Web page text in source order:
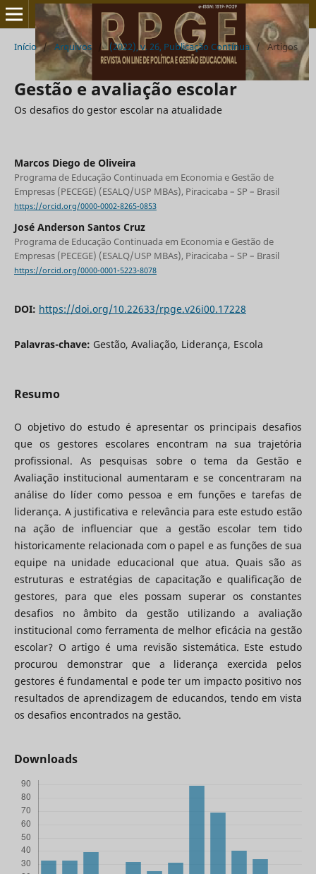
Início / Arquivos / (2022), v. 26, Publicação Contínua / Artigos
Gestão e avaliação escolar
Os desafios do gestor escolar na atualidade
Marcos Diego de Oliveira
Programa de Educação Continuada em Economia e Gestão de
Empresas (PECEGE) (ESALQ/USP MBAs), Piracicaba – SP – Brasil
https://orcid.org/0000-0002-8265-0853
José Anderson Santos Cruz
Programa de Educação Continuada em Economia e Gestão de
Empresas (PECEGE) (ESALQ/USP MBAs), Piracicaba – SP – Brasil
https://orcid.org/0000-0001-5223-8078
DOI: https://doi.org/10.22633/rpge.v26i00.17228
Palavras-chave: Gestão, Avaliação, Liderança, Escola
Resumo
O objetivo do estudo é apresentar os principais desafios
que os gestores escolares encontram na sua trajetória
profissional. As pesquisas sobre o tema da Gestão e
Avaliação institucional aumentaram e se concentraram na
análise do líder como pessoa e em funções e tarefas de
liderança. A justificativa e relevância para este estudo estão
na ação de influenciar que a gestão escolar tem tido
historicamente relacionada com o papel e as funções de sua
equipe na unidade educacional que atua. Quais são as
estruturas e estratégias de capacitação e qualificação de
gestores, para que eles possam superar os constantes
desafios no âmbito da gestão utilizando a avaliação
institucional como ferramenta de melhor eficácia na gestão
escolar? O artigo é uma revisão sistemática. Este estudo
procurou demonstrar que a liderança exercida pelos
gestores é fundamental e pode ter um impacto positivo nos
resultados de aprendizagem de educandos, tendo em vista
os desafios encontrados na gestão.
Downloads